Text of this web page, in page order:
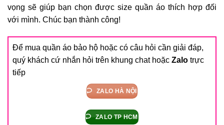
vọng sẽ giúp bạn chọn được size quần áo thích hợp đối
với mình. Chúc bạn thành công!
Để mua quần áo bảo hộ hoặc có câu hỏi cần giải đáp,
quý khách cứ nhắn hỏi trên khung chat hoặc Zalo trực
tiếp
ZALO HÀ NỘI
ZALO TP HCM